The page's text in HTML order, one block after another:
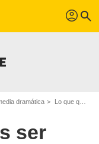
profil search
dramática Lo que quisimos ser
ser